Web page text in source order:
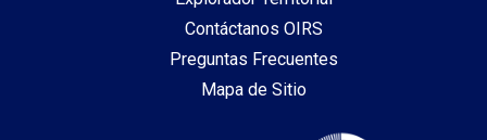
Contáctanos OIRS
Preguntas Frecuentes
Mapa de Sitio